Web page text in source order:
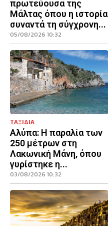
πρωτεύουσα της
Μάλτας όπου η ιστορία
συναντά τη σύγχρονη...
05/08/2026 10:32
ΤΑΞΙΔΙΑ
Αλύπα: Η παραλία των
250 μέτρων στη
Λακωνική Μάνη, όπου
γυρίστηκε η...
03/08/2026 10:32